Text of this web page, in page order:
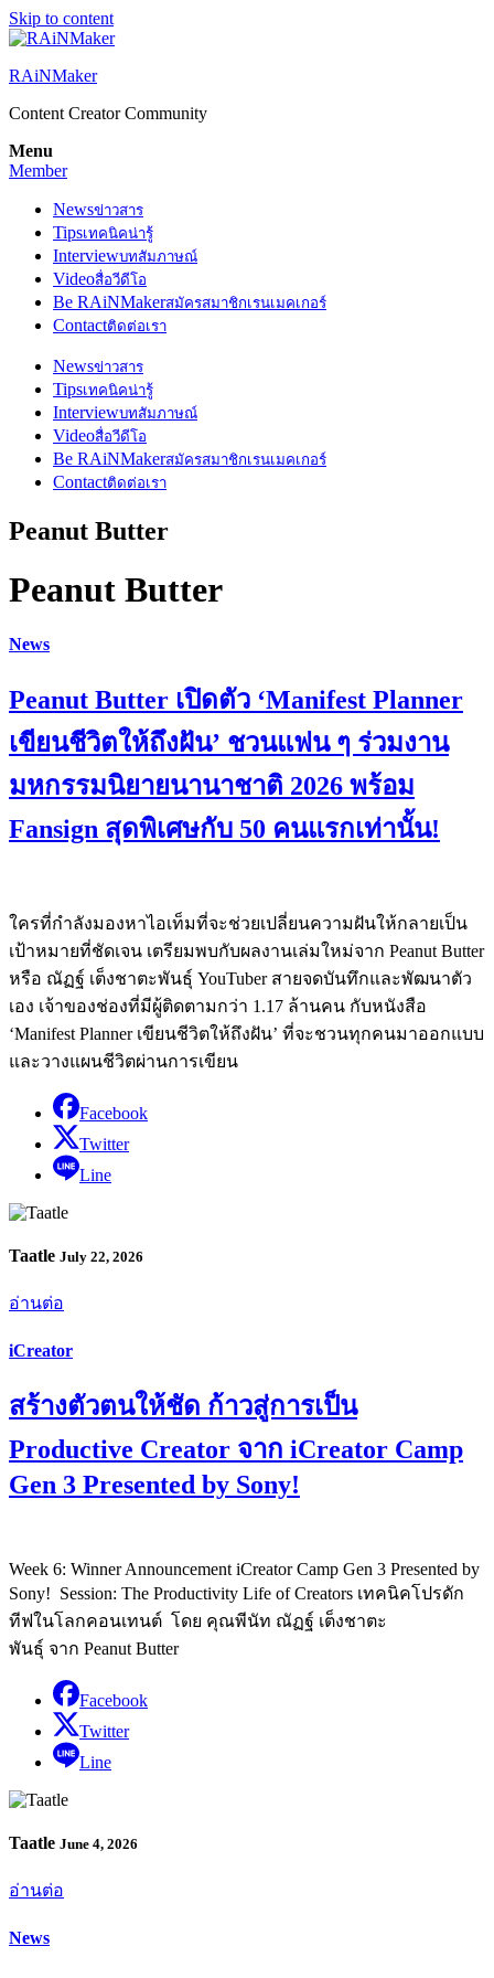
Skip to content
RAiNMaker
Content Creator Community
Menu
Member
Newsข่าวสาร
Tipsเทคนิคน่ารู้
Interviewบทสัมภาษณ์
Videoสื่อวีดีโอ
Be RAiNMakerสมัครสมาชิกเรนเมคเกอร์
Contactติดต่อเรา
Newsข่าวสาร
Tipsเทคนิคน่ารู้
Interviewบทสัมภาษณ์
Videoสื่อวีดีโอ
Be RAiNMakerสมัครสมาชิกเรนเมคเกอร์
Contactติดต่อเรา
Peanut Butter
Peanut Butter
News
Peanut Butter เปิดตัว ‘Manifest Planner
เขียนชีวิตให้ถึงฝัน’ ชวนแฟน ๆ ร่วมงาน
มหกรรมนิยายนานาชาติ 2026 พร้อม
Fansign สุดพิเศษกับ 50 คนแรกเท่านั้น!
ใครที่กำลังมองหาไอเท็มที่จะช่วยเปลี่ยนความฝันให้กลายเป็น
เป้าหมายที่ชัดเจน เตรียมพบกับผลงานเล่มใหม่จาก Peanut Butter
หรือ ณัฏฐ์ เต็งชาตะพันธุ์ YouTuber สายจดบันทึกและพัฒนาตัว
เอง เจ้าของช่องที่มีผู้ติดตามกว่า 1.17 ล้านคน กับหนังสือ
‘Manifest Planner เขียนชีวิตให้ถึงฝัน’ ที่จะชวนทุกคนมาออกแบบ
และวางแผนชีวิตผ่านการเขียน
Facebook
Twitter
Line
Taatle July 22, 2026
อ่านต่อ
iCreator
สร้างตัวตนให้ชัด ก้าวสู่การเป็น
Productive Creator จาก iCreator Camp
Gen 3 Presented by Sony!
Week 6: Winner Announcement iCreator Camp Gen 3 Presented by
Sony! Session: The Productivity Life of Creators เทคนิคโปรดัก
ทีฟในโลกคอนเทนต์ โดย คุณพีนัท ณัฏฐ์ เต็งชาตะ
พันธุ์ จาก Peanut Butter
Facebook
Twitter
Line
Taatle June 4, 2026
อ่านต่อ
News